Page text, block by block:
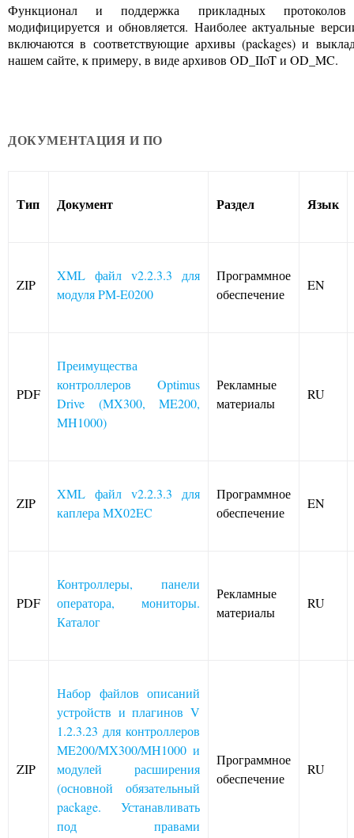
Функционал и поддержка прикладных протоколов
модифицируется и обновляется. Наиболее актуальные
включаются в соответствующие архивы (packages) и
нашем сайте, к примеру, в виде архивов OD_IIoT и OD_MC.
ДОКУМЕНТАЦИЯ И ПО
Тип Документ Раздел Язык
ZIP
XML файл v2.2.3.3 для
модуля PM-E0200
Программное
обеспечение
EN
PDF
Преимущества
контроллеров Optimus
Drive (MX300, ME200,
MH1000)
Рекламные
материалы
RU
ZIP
XML файл v2.2.3.3 для
каплера MX02EC
Программное
обеспечение
EN
PDF
Контроллеры, панели
оператора, мониторы.
Каталог
Рекламные
материалы
RU
ZIP
Набор файлов описаний
устройств и плагинов V
1.2.3.23 для контроллеров
ME200/MX300/MH1000 и
модулей расширения
(основной обязательный
package. Устанавливать
под правами
Программное
обеспечение
RU